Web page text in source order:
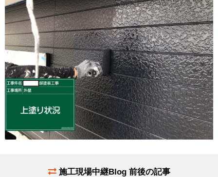
施工現場中継Blog 前後の記事